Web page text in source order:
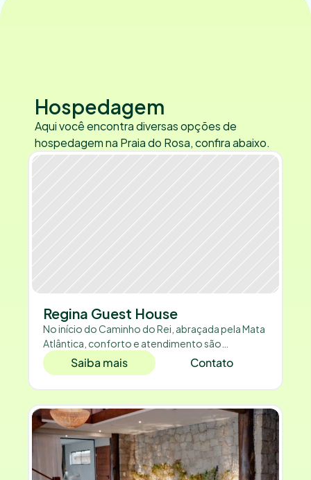
Hospedagem
Aqui você encontra diversas opções de
hospedagem na Praia do Rosa, confira abaixo.
Regina Guest House
No início do Caminho do Rei, abraçada pela Mata
Atlântica, conforto e atendimento são
diferenciais.Saiba mais Contato